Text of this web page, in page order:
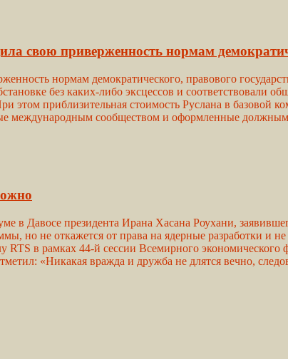
свою приверженность нормам
нормам демократического, правового
без каких-либо эксцессов и соответствовали
приблизительная стоимость Руслана в базовой
международным сообществом и оформленные
Давосе президента Ирана Хасана Роухани,
но не откажется от права на ядерные разработки и
RTS в рамках 44-й сессии Всемирного экономического
«Никакая вражда и дружба не длятся вечно,